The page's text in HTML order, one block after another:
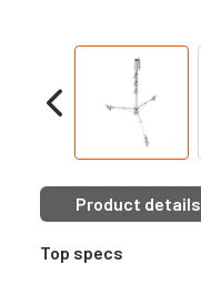
Product details
Top specs